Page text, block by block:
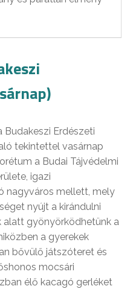
Budakeszi Erdészeti
tekintettel vasárnap
a Budai Tájvédelmi
igazi
nagyváros mellett, mely
nyújt a kirándulni
alatt gyönyörködhetünk a
a gyerekek
bővülő játszóteret és
mocsári
élő kacagó gerléket